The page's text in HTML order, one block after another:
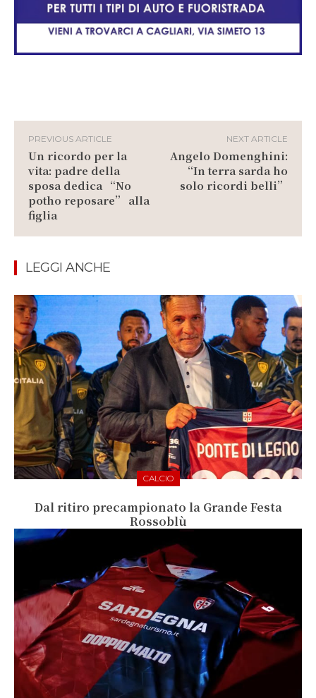
PREVIOUS ARTICLE
Un ricordo per la
vita: padre della
sposa dedica “No
potho reposare” alla
figlia
NEXT ARTICLE
Angelo Domenghini:
“In terra sarda ho
solo ricordi belli”
LEGGI ANCHE
CALCIO
Dal ritiro precampionato la Grande Festa
Rossoblù